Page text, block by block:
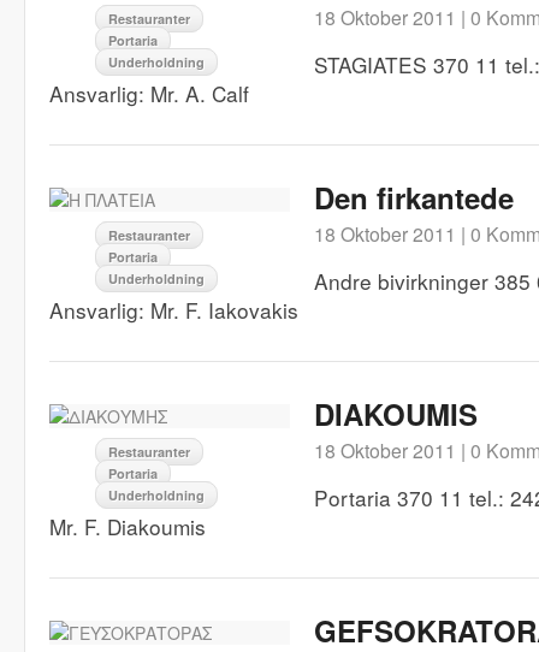
Restauranter
Portaria
Underholdning
18 Oktober 2011 | 0
STAGIATES 370 11
Ansvarlig: Mr. A. Calf
Restauranter
Portaria
Underholdning
Den firkantede
18 Oktober 2011 | 0
Andre bivirkninger
Ansvarlig: Mr. F. Iakovakis
Restauranter
Portaria
Underholdning
DIAKOUMIS
18 Oktober 2011 | 0
Portaria 370 11 tel.:
Mr. F. Diakoumis